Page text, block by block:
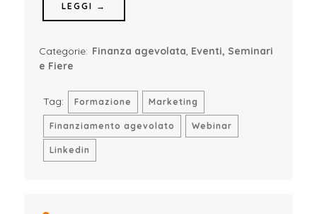
LEGGI →
Categorie: Finanza agevolata, Eventi, Seminari
e Fiere
Tag: Formazione Marketing
Finanziamento agevolato Webinar
Linkedin